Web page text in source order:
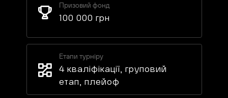
Призовий фонд
100 000 грн
Етапи турніру
4 кваліфікації, груповий
етап, плейоф